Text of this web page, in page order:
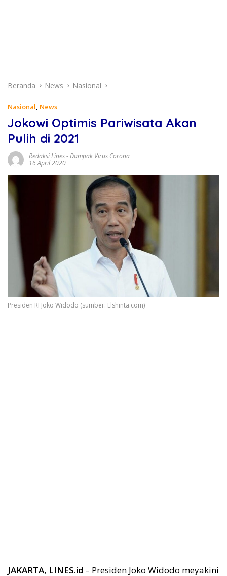
Beranda News Nasional
Nasional, News
Jokowi Optimis Pariwisata Akan
Pulih di 2021
Redaksi Lines-Dampak Virus Corona
16 April 2020
Presiden RI Joko Widodo (sumber: Elshinta.com)
JAKARTA, LINES.id – Presiden Joko Widodo meyakini